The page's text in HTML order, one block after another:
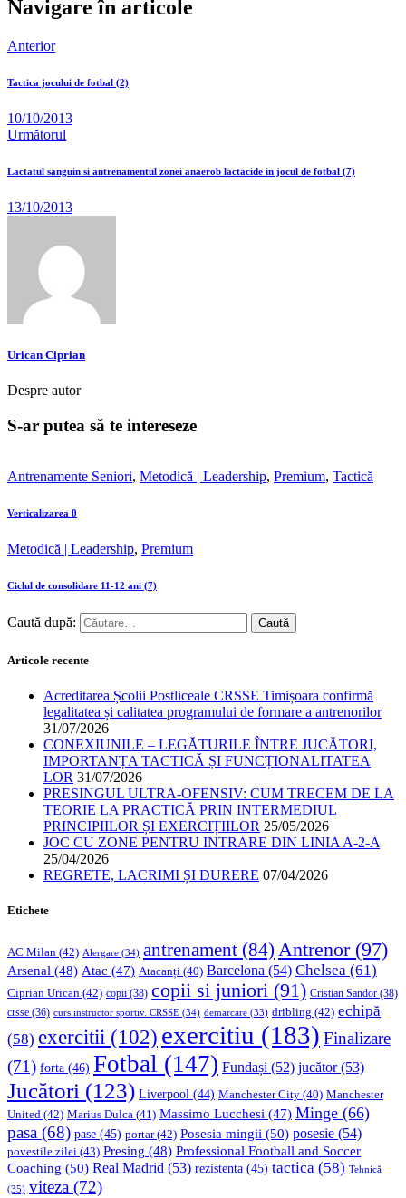
Navigare în articole
Anterior
Tactica jocului de fotbal (2)
10/10/2013
Următorul
Lactatul sanguin si antrenamentul zonei anaerob lactacide in jocul de fotbal (7)
13/10/2013
Urican Ciprian
Despre autor
S-ar putea să te intereseze
Antrenamente Seniori, Metodică | Leadership, Premium, Tactică
Verticalizarea 0
Metodică | Leadership, Premium
Ciclul de consolidare 11-12 ani (7)
Caută după:
Articole recente
Acreditarea Școlii Postliceale CRSSE Timișoara confirmă
legalitatea și calitatea programului de formare a antrenorilor
31/07/2026
CONEXIUNILE – LEGĂTURILE ÎNTRE JUCĂTORI,
IMPORTANȚA TACTICĂ ȘI FUNCȚIONALITATEA
LOR 31/07/2026
PRESINGUL ULTRA-OFENSIV: CUM TRECEM DE LA
TEORIE LA PRACTICĂ PRIN INTERMEDIUL
PRINCIPIILOR ȘI EXERCIȚIILOR 25/05/2026
JOC CU ZONE PENTRU INTRARE DIN LINIA A-2-A
25/04/2026
REGRETE, LACRIMI ȘI DURERE 07/04/2026
Etichete
AC Milan (42) Alergare (34) antrenament (84) Antrenor(97)
Arsenal (48) Atac (47) Atacanți (40) Barcelona (54) Chelsea (61)
Ciprian Urican (42) copii (38) copii si juniori (91) Cristian Sandor (38)
crsse (36) curs instructor sportiv. CRSSE (34) demarcare (33) dribling (42) echipă
(58) exercitii (102) exercitiu (183) Finalizare
(71) forta (46) Fotbal (147) Fundași (52) jucător(53)
Jucători (123) Liverpool (44) Manchester City (40) Manchester
United (42) Marius Dulca (41) Massimo Lucchesi (47) Minge (66)
pasa (68) pase (45) portar(42) Posesia mingii (50) posesie (54)
povestile zilei (43) Presing (48) Professional Football and Soccer
Coaching (50) Real Madrid (53) rezistenta (45) tactica (58) Tehnică
(35) viteza (72)